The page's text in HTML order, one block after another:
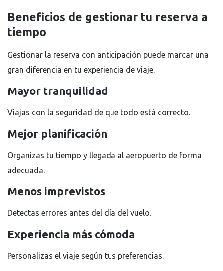
Beneficios de gestionar tu reserva a
tiempo
Gestionar la reserva con anticipación puede marcar una
gran diferencia en tu experiencia de viaje.
Mayor tranquilidad
Viajas con la seguridad de que todo está correcto.
Mejor planificación
Organizas tu tiempo y llegada al aeropuerto de forma
adecuada.
Menos imprevistos
Detectas errores antes del día del vuelo.
Experiencia más cómoda
Personalizas el viaje según tus preferencias.